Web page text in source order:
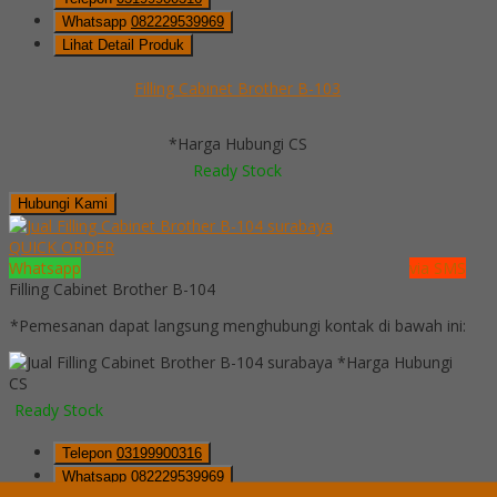
Whatsapp 082229539969
Lihat Detail Produk
Filling Cabinet Brother B-103
*Harga Hubungi CS
Ready Stock
Hubungi Kami
QUICK ORDER
Whatsapp
via SMS
Filling Cabinet Brother B-104
*Pemesanan dapat langsung menghubungi kontak di bawah ini:
*Harga Hubungi
CS
Ready Stock
Telepon 03199900316
Whatsapp 082229539969